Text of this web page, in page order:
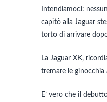
Intendiamoci:
capitò alla Jaguar
torto di arrivare
La Jaguar XK,
tremare le
E’ vero che il